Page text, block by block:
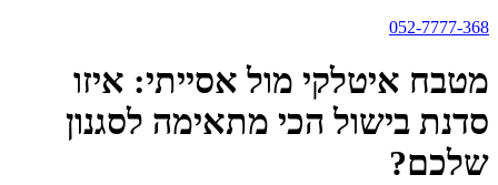
052-7777-368
מטבח איטלקי מול אסייתי: איזו
סדנת בישול הכי מתאימה לסגנון
שלכם?